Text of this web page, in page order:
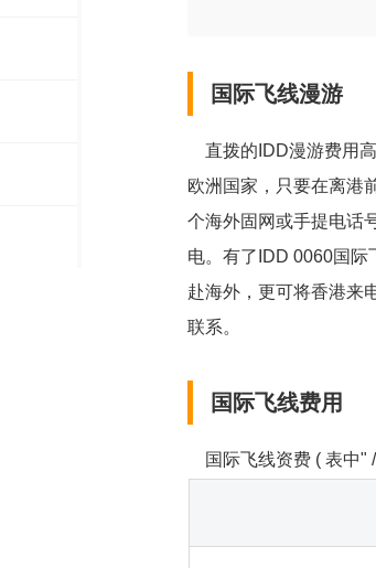
国际飞线漫游
直拨的IDD漫游费用
欧洲国家，只要在离港
个海外固网或手提电话
电。有了IDD 0060国际
赴海外，更可将香港来
联系。
国际飞线费用
国际飞线资费 ( 表中"